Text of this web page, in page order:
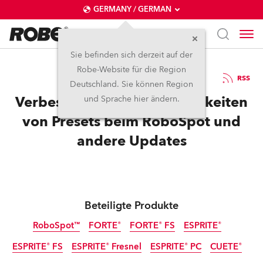
GERMANY / GERMAN
Sie befinden sich derzeit auf der
Robe-Website für die Region
Deutschland. Sie können Region
und Sprache hier ändern.
17.12.2021 RSS
Verbesserte Einstellmöglichkeiten
von Presets beim RoboSpot und
andere Updates
Beteiligte Produkte
RoboSpot™ FORTE® FORTE® FS ESPRITE®
ESPRITE® FS ESPRITE® Fresnel ESPRITE® PC CUETE®